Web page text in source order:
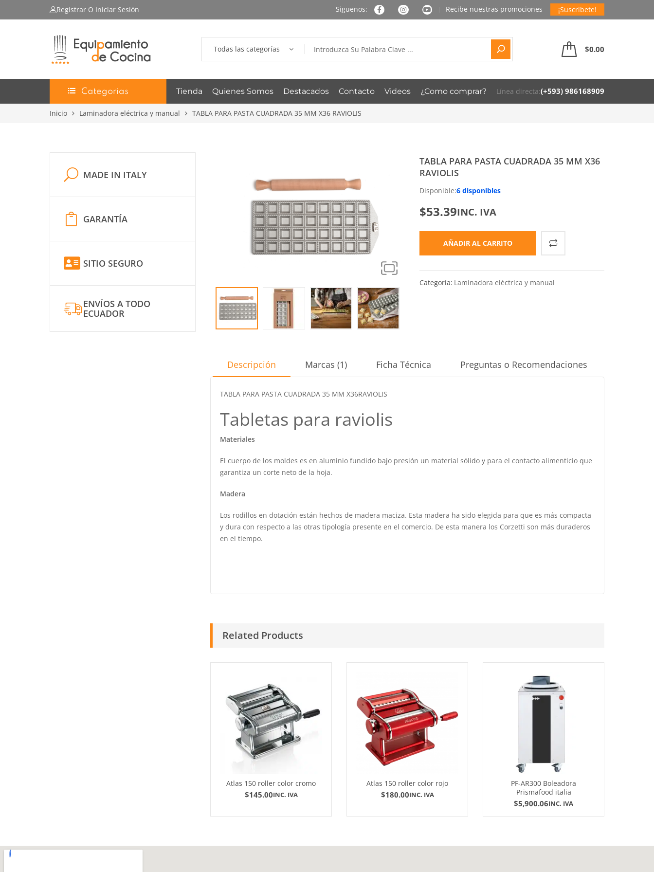
Registrar O Iniciar Sesión ¡Suscribete!
Todas las categorías $0.00
Categorias Tienda Quienes Somos Destacados Contacto Videos ¿Como comprar? Línea directa:(+593) 986168909
Inicio Laminadora eléctrica y manual TABLA PARA PASTA CUADRADA 35 MM X36 RAVIOLIS
TABLA PARA PASTA CUADRADA 35 MM X36
RAVIOLIS
Disponible:6 disponibles
$53.39INC. IVA
AÑADIR AL CARRITO
Categoría: Laminadora eléctrica y manual
Descripción Marcas (1) Ficha Técnica Preguntas o Recomendaciones
TABLA PARA PASTA CUADRADA 35 MM X36RAVIOLIS
Tabletas para raviolis
Materiales
El cuerpo de los moldes es en aluminio fundido bajo presión un material sólido y para el contacto alimenticio que
garantiza un corte neto de la hoja.
Madera
Los rodillos en dotación están hechos de madera maciza. Esta madera ha sido elegida para que es más compacta
y dura con respecto a las otras tipología presente en el comercio. De esta manera los Corzetti son más duraderos
en el tiempo.
Related Products
Atlas 150 roller color cromo
$145.00INC. IVA
Atlas 150 roller color rojo
$180.00INC. IVA
PF-AR300 Boleadora
Prismafood italia
$5,900.06INC. IVA
MADE IN ITALY
GARANTÍA
SITIO SEGURO
ENVÍOS A TODO
ECUADOR